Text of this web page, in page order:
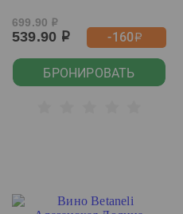
699.90 р
539.90 р -160р
БРОНИРОВАТЬ